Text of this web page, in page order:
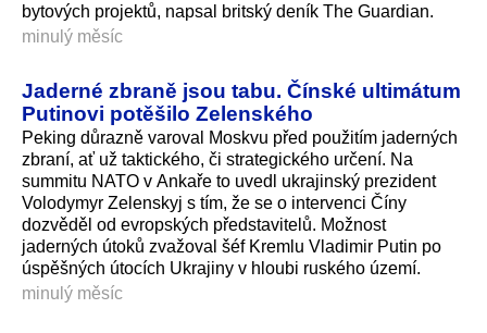
bytových projektů, napsal britský deník The Guardian.
minulý měsíc
Jaderné zbraně jsou tabu. Čínské ultimátum
Putinovi potěšilo Zelenského
Peking důrazně varoval Moskvu před použitím jaderných
zbraní, ať už taktického, či strategického určení. Na
summitu NATO v Ankaře to uvedl ukrajinský prezident
Volodymyr Zelenskyj s tím, že se o intervenci Číny
dozvěděl od evropských představitelů. Možnost
jaderných útoků zvažoval šéf Kremlu Vladimir Putin po
úspěšných útocích Ukrajiny v hloubi ruského území.
minulý měsíc